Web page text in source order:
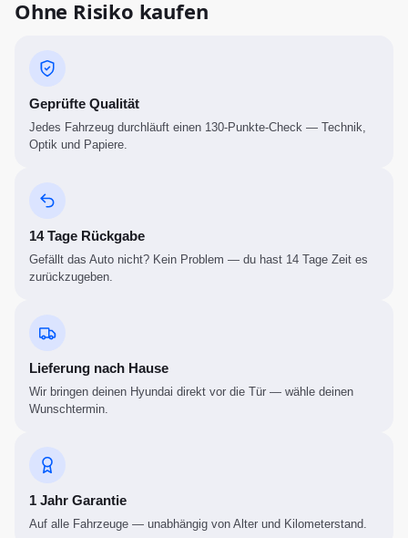
Ohne Risiko kaufen
Geprüfte Qualität
Jedes Fahrzeug durchläuft einen 130-Punkte-Check — Technik,
Optik und Papiere.
14 Tage Rückgabe
Gefällt das Auto nicht? Kein Problem — du hast 14 Tage Zeit es
zurückzugeben.
Lieferung nach Hause
Wir bringen deinen Hyundai direkt vor die Tür — wähle deinen
Wunschtermin.
1 Jahr Garantie
Auf alle Fahrzeuge — unabhängig von Alter und Kilometerstand.